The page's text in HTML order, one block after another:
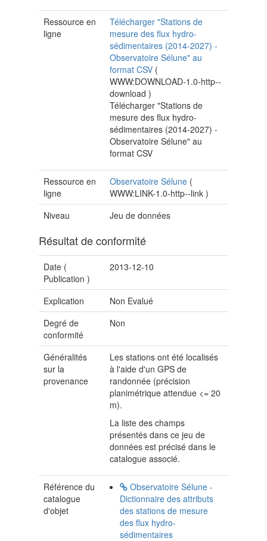
Ressource en
ligne
Télécharger "Stations de
mesure des flux hydro-
sédimentaires (2014-2027) -
Observatoire Sélune" au
format CSV (
WWW:DOWNLOAD-1.0-http--
download)
Télécharger "Stations de
mesure des flux hydro-
sédimentaires (2014-2027) -
Observatoire Sélune" au
format CSV
Ressource en
ligne
Observatoire Sélune (
WWW:LINK-1.0-http--link)
Niveau
Jeu de données
Résultat de conformité
Date (
Publication )
2013-12-10
Explication
Non Evalué
Degré de
conformité
Non
Généralités
sur la
provenance
Les stations ont été localisés
à l'aide d'un GPS de
randonnée (précision
planimétrique attendue <= 20
m).
La liste des champs
présentés dans ce jeu de
données est précisé dans le
catalogue associé.
Référence du
catalogue
d'objet
Observatoire Sélune -
Dictionnaire des attributs
des stations de mesure
des flux hydro-
sédimentaires